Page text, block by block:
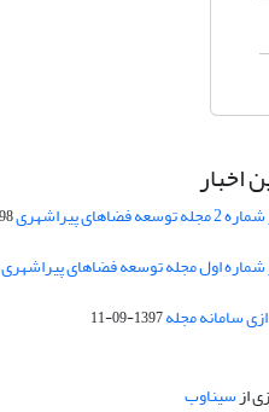
اخبار
فضاهای پیراشهری
شماره اول مجله توسعه فضاهای پیراشهری
سامانه مجله1397-09-11
ازسیناوب